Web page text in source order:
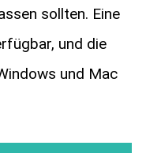
sollten. Eine
und die
und Mac